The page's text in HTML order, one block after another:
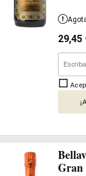
29,45
Gran